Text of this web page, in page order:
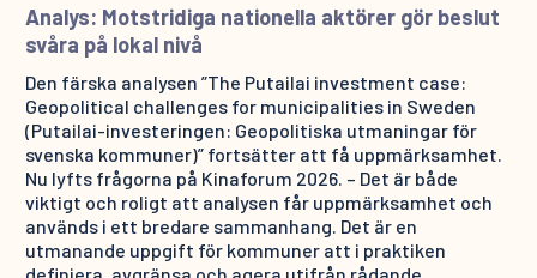
Analys: Motstridiga nationella aktörer gör beslut
svåra på lokal nivå
Den färska analysen ”The Putailai investment case:
Geopolitical challenges for municipalities in Sweden
(Putailai-investeringen: Geopolitiska utmaningar för
svenska kommuner)” fortsätter att få uppmärksamhet.
Nu lyfts frågorna på Kinaforum 2026. – Det är både
viktigt och roligt att analysen får uppmärksamhet och
används i ett bredare sammanhang. Det är en
utmanande uppgift för kommuner att i praktiken